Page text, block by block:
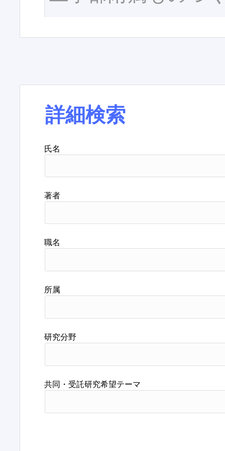
詳細検索
氏名
著者
職名
所属
研究分野
共同・受託研究希望テーマ